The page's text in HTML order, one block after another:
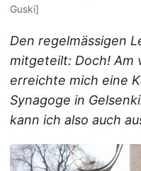
Guski]
Den regelmässigen
mitgeteilt: Doch! Am
erreichte mich eine
Synagoge in
kann ich also auch